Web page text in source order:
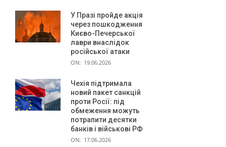
У Празі пройде акція
через пошкодження
Києво-Печерської
лаври внаслідок
російської атаки
ON: 19.06.2026
Чехія підтримала
новий пакет санкцій
проти Росії: під
обмеження можуть
потрапити десятки
банків і військові РФ
ON: 17.06.2026